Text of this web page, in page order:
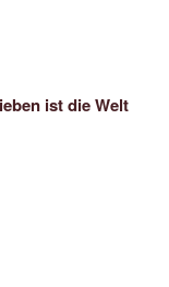
ist die Welt